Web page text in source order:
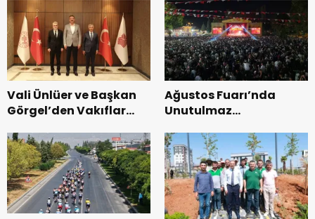
dönemin ön kayıtları
başladı.
Vali Ünlüer ve Başkan
Görgel’den Vakıflar
ziyaret.
Ağustos Fuarı’nda
Unutulmaz